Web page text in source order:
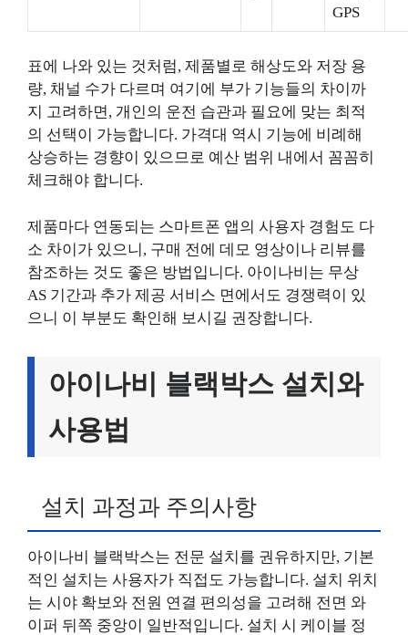
GPS
표에 나와 있는 것처럼, 제품별로 해상도와 저장 용
량, 채널 수가 다르며 여기에 부가 기능들의 차이까
지 고려하면, 개인의 운전 습관과 필요에 맞는 최적
의 선택이 가능합니다. 가격대 역시 기능에 비례해
상승하는 경향이 있으므로 예산 범위 내에서 꼼꼼히
체크해야 합니다.
제품마다 연동되는 스마트폰 앱의 사용자 경험도 다
소 차이가 있으니, 구매 전에 데모 영상이나 리뷰를
참조하는 것도 좋은 방법입니다. 아이나비는 무상
AS 기간과 추가 제공 서비스 면에서도 경쟁력이 있
으니 이 부분도 확인해 보시길 권장합니다.
아이나비 블랙박스 설치와
사용법
설치 과정과 주의사항
아이나비 블랙박스는 전문 설치를 권유하지만, 기본
적인 설치는 사용자가 직접도 가능합니다. 설치 위치
는 시야 확보와 전원 연결 편의성을 고려해 전면 와
이퍼 뒤쪽 중앙이 일반적입니다. 설치 시 케이블 정